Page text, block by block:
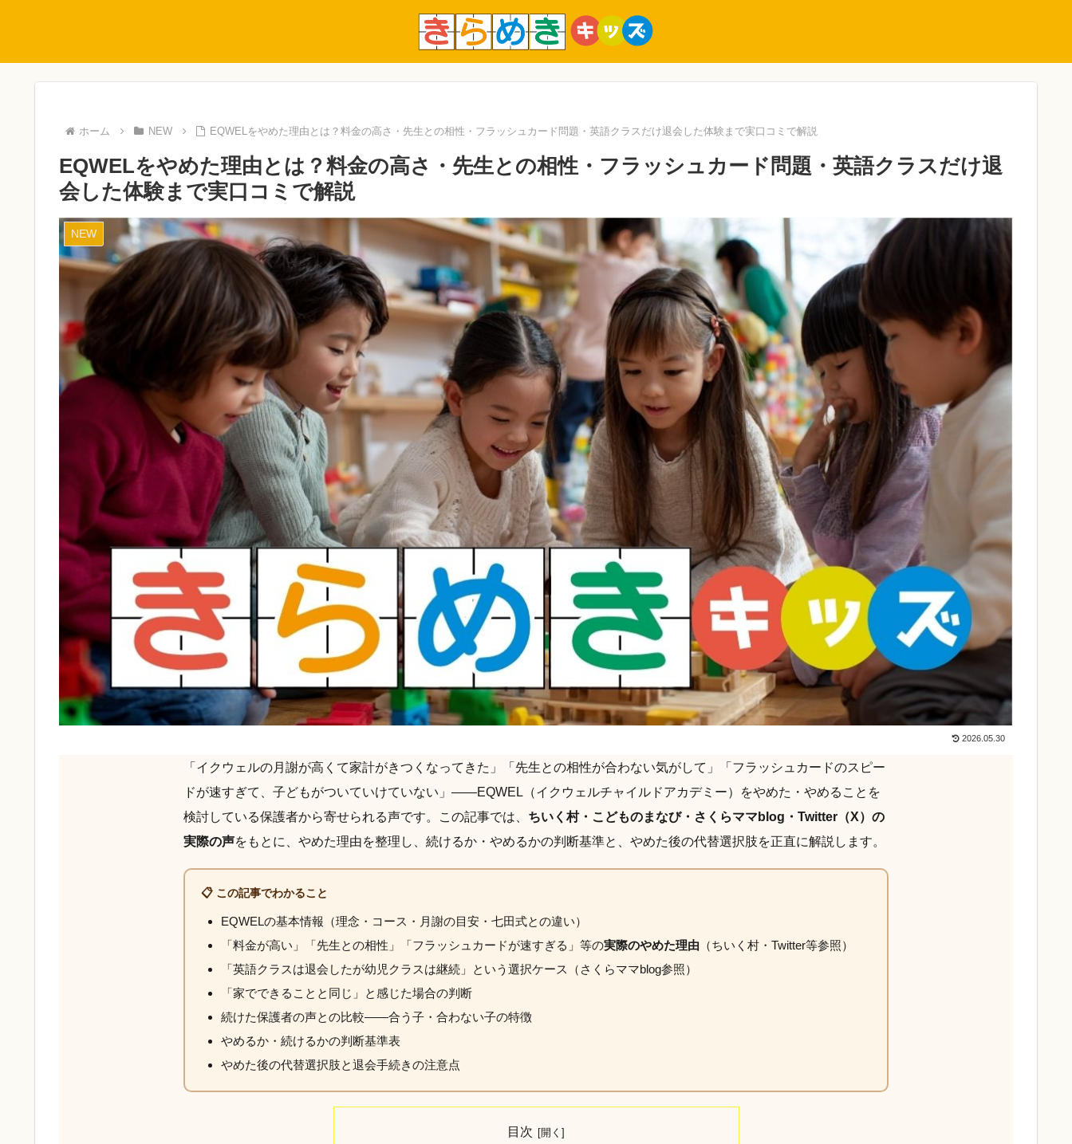
ホーム NEW EQWELをやめた理由とは？料金の高さ・先生との相性・フラッシュカード問題・英語クラスだけ退会した体験まで実口コミで解説
EQWELをやめた理由とは？料金の高さ・先生との相性・フラッシュカード問題・英語クラスだけ退
会した体験まで実口コミで解説
NEW
2026.05.30
「イクウェルの月謝が高くて家計がきつくなってきた」「先生との相性が合わない気がして」「フラッシュカードのスピー
ドが速すぎて、子どもがついていけていない」——EQWEL（イクウェルチャイルドアカデミー）をやめた・やめることを
検討している保護者から寄せられる声です。この記事では、 ちいく村・こどものまなび・さくらママblog・Twitter（X）の
実際の声をもとに、やめた理由を整理し、続けるか・やめるかの判断基準と、やめた後の代替選択肢を正直に解説します。
📋 この記事でわかること
EQWELの基本情報（理念・コース・月謝の目安・七田式との違い）
「料金が高い」「先生との相性」「フラッシュカードが速すぎる」等の実際のやめた理由 （ちいく村・Twitter等参照）
「英語クラスは退会したが幼児クラスは継続」という選択ケース（さくらママblog参照）
「家でできることと同じ」と感じた場合の判断
続けた保護者の声との比較——合う子・合わない子の特徴
やめるか・続けるかの判断基準表
やめた後の代替選択肢と退会手続きの注意点
目次